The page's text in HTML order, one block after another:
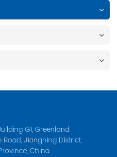
G1, Greenland
Road, Jiangning District,
China